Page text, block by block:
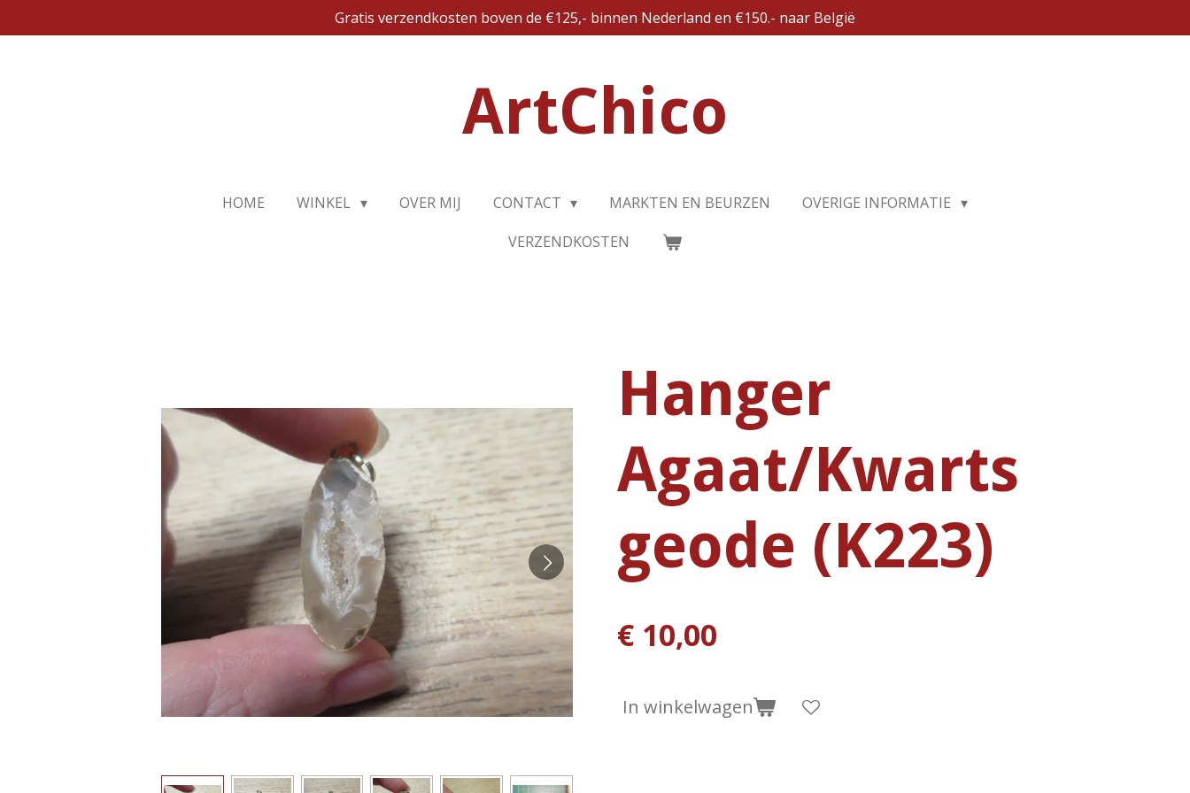
direct
Gratis verzendkosten boven de €125,- binnen Nederland en €150.- naar België
ArtChico
HOME WINKEL OVER MIJ CONTACT MARKTEN EN BEURZEN
OVERIGE INFORMATIE
VERZENDKOSTEN
Hanger
Agaat/Kwarts
geode (K223)
€ 10,00
In winkelwagen